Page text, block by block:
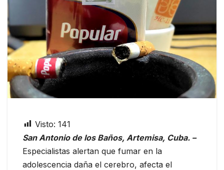
Visto: 141
San Antonio de los Baños, Artemisa, Cuba. –
Especialistas alertan que fumar en la
adolescencia daña el cerebro, afecta el